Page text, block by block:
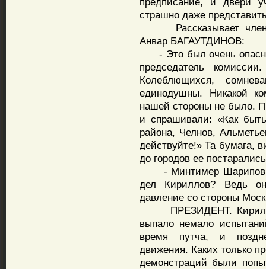
страшно даже
Рассказывает член
Анвар БАГАУТДИНОВ:
- Это был очень
председатель
Колеблющихся,
единодушны. Никакой
нашей стороны не было.
и спрашивали: «Как
района, Челнов,
действуйте!» Та бумага,
до городов ее
- Минтимер
дел Кириллов? Ведь
давление со стороны
ПРЕЗИДЕНТ.
выпало немало
время путча, и
движения. Каких только
демонстраций были